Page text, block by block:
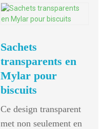
Les
Sachets
transparents en
Mylar pour
biscuits
Ce design transparent
met non seulement en